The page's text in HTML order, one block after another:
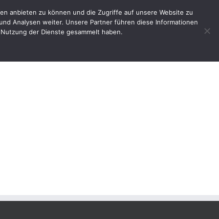
Impressum Shop Mein Benutzerkonto
Startseite Publikationen 2011 KSK – Gewerbecenter – Broschuere Bous
anbieten zu können und die Zugriffe auf unsere Website zu
Analysen weiter. Unsere Partner führen diese Informationen
der Dienste gesammelt haben.